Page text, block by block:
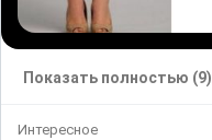
Показать полностью (9)
Интересное